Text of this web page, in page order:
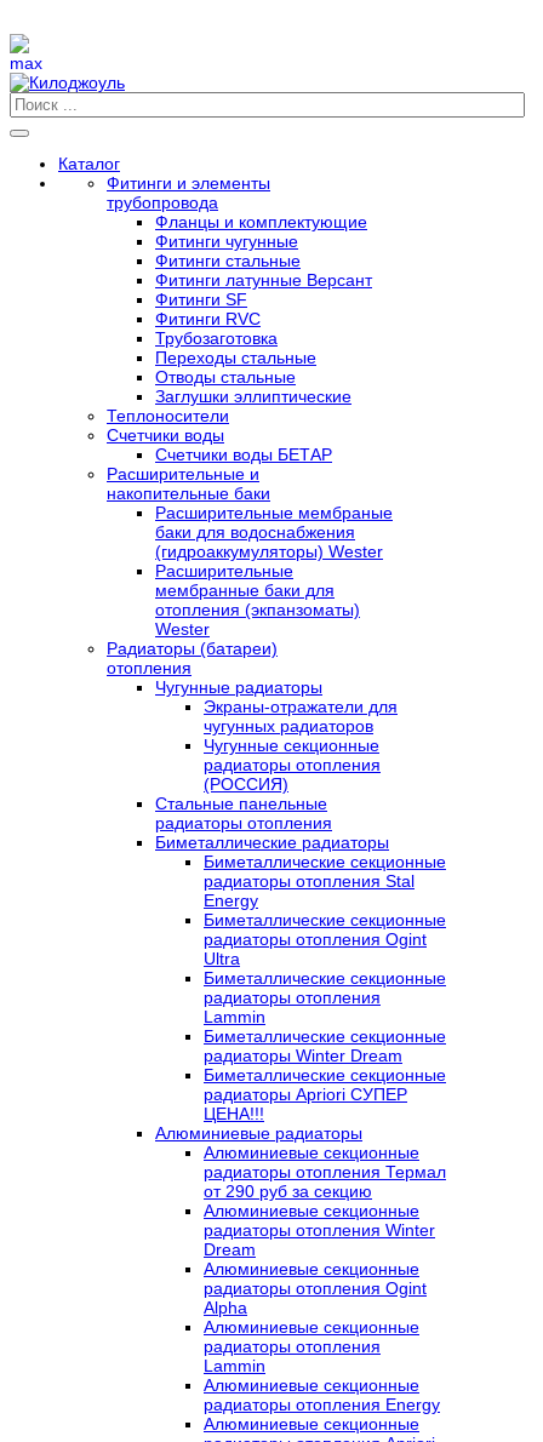
Каталог
Фитинги и элементы
трубопровода
Фланцы и комплектующие
Фитинги чугунные
Фитинги стальные
Фитинги латунные Версант
Фитинги SF
Фитинги RVC
Трубозаготовка
Переходы стальные
Отводы стальные
Заглушки эллиптические
Теплоносители
Счетчики воды
Счетчики воды БЕТАР
Расширительные и
накопительные баки
Расширительные мембраные
баки для водоснабжения
(гидроаккумуляторы) Wester
Расширительные
мембранные баки для
отопления (экпанзоматы)
Wester
Радиаторы (батареи)
отопления
Чугунные радиаторы
Экраны-отражатели для
чугунных радиаторов
Чугунные секционные
радиаторы отопления
(РОССИЯ)
Стальные панельные
радиаторы отопления
Биметаллические радиаторы
Биметаллические секционные
радиаторы отопления Stal
Energy
Биметаллические секционные
радиаторы отопления Ogint
Ultra
Биметаллические секционные
радиаторы отопления
Lammin
Биметаллические секционные
радиаторы Winter Dream
Биметаллические секционные
радиаторы Apriori СУПЕР
ЦЕНА!!!
Алюминиевые радиаторы
Алюминиевые секционные
радиаторы отопления Термал
от 290 руб за секцию
Алюминиевые секционные
радиаторы отопления Winter
Dream
Алюминиевые секционные
радиаторы отопления Ogint
Alpha
Алюминиевые секционные
радиаторы отопления
Lammin
Алюминиевые секционные
радиаторы отопления Energy
Алюминиевые секционные